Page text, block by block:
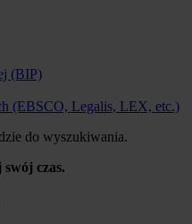
(BIP)
(EBSCO, Legalis, LEX, etc.)
do wyszukiwania.
swój czas.